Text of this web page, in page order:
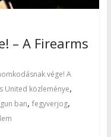
– A Firearms
vége! A
United közleménye,
ban, fegyverjog,